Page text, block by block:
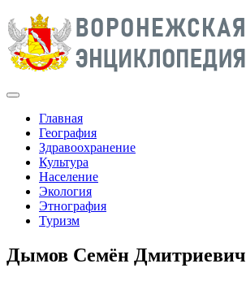
Главная
География
Здравоохранение
Культура
Население
Экология
Этнография
Туризм
Дымов Семён Дмитриевич